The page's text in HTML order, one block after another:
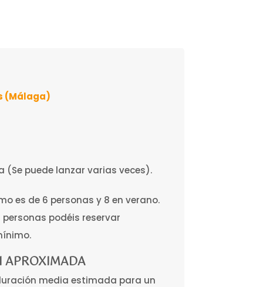
(Málaga)
(Se puede lanzar varias veces).
es de 6 personas y 8 en verano.
personas podéis reservar
APROXIMADA
media estimada para un